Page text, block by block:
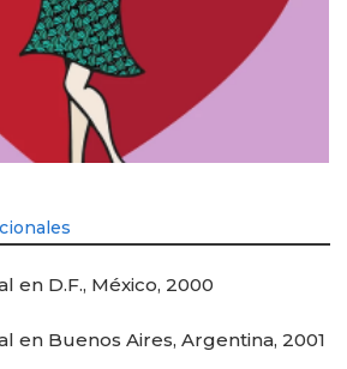
en D.F., México, 2000
en Buenos Aires, Argentina, 2001